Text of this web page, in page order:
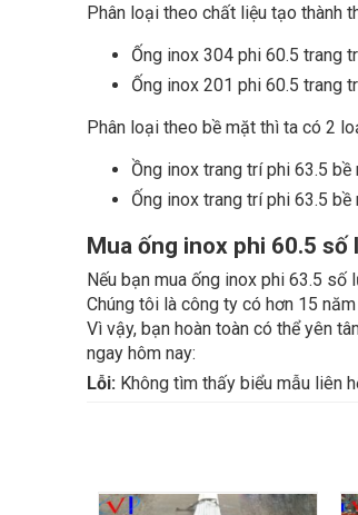
Phân loại theo chất liệu tạo thành
Ống inox 304 phi 60.5 trang
Ống inox 201 phi 60.5 trang
Phân loại theo bề mặt thì ta có 2
Ồng inox trang trí phi 63.5
Ống inox trang trí phi 63.5
Mua ống inox phi 60.5 số
Nếu bạn mua ống inox phi 63.5
Chúng tôi là công ty có hơn 15
Vì vậy, bạn hoàn toàn có thể yên
ngay hôm nay:
Lỗi: Không tìm thấy biểu mẫu liên